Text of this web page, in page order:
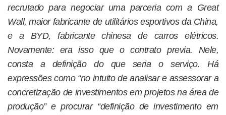
recrutado para negociar uma parceria com a Great
Wall, maior fabricante de utilitários esportivos da China,
e a BYD, fabricante chinesa de carros elétricos.
Novamente: era isso que o contrato previa. Nele,
consta a definição do que seria o serviço. Há
expressões como “no intuito de analisar e assessorar a
concretização de investimentos em projetos na área de
produção” e procurar “definição de investimento em